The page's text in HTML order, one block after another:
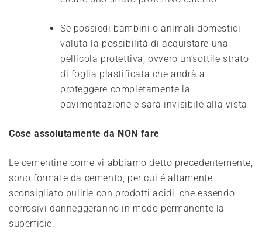
Se possiedi bambini o animali domestici
valuta la possibilitá di acquistare una
pellicola protettiva, ovvero un’sottile strato
di foglia plastificata che andrà a
proteggere completamente la
pavimentazione e sarà invisibile alla vista
Cose assolutamente da NON fare
Le cementine come vi abbiamo detto precedentemente,
sono formate da cemento, per cui é altamente
sconsigliato pulirle con prodotti acidi, che essendo
corrosivi danneggeranno in modo permanente la
superficie.